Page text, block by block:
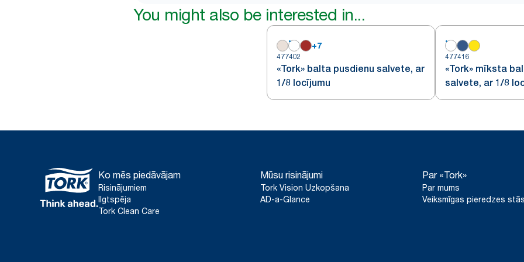
You might also be interested in...
+7
477402
«Tork» balta pusdienu salvete, ar
1/8 locījumu
477416
«Tork» mīksta
salvete, ar 1/8
Ko mēs piedāvājam
Risinājumiem
Ilgtspēja
Tork Clean Care
Mūsu risinājumi
Tork Vision Uzkopšana
AD-a-Glance
Par «Tork»
Par mums
Veiksmīgas pieredzes